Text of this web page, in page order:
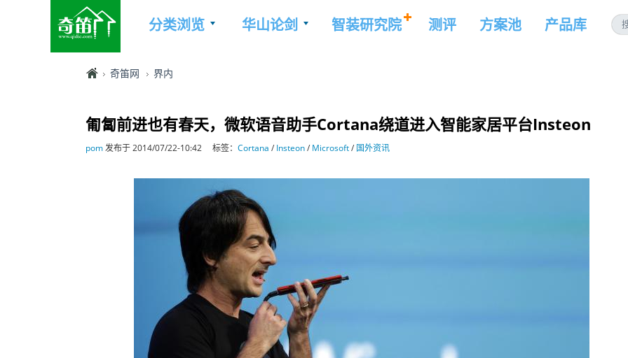
分类浏览 华山论剑 智装研究院 测评 方案池 产品库
奇笛网 界内
匍匐前进也有春天，微软语音助手Cortana绕道进入智能家居平台Insteon
pom发布于 2014/07/22-10:42 标签： Cortana / Insteon/ Microsoft/ 国外资讯